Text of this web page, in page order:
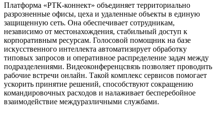
Платформа «РТК-коннект» объединяет территориально
разрозненные офисы, цеха и удаленные объекты в единую
защищенную сеть. Она обеспечивает сотрудникам,
независимо от местонахождения, стабильный доступ к
корпоративным ресурсам. Голосовой помощник на базе
искусственного интеллекта автоматизирует обработку
типовых запросов и оперативное распределение задач между
подразделениями. Видеоконференцсвязь позволяет проводить
рабочие встречи онлайн. Такой комплекс сервисов помогает
ускорить принятие решений, способствуют сокращению
командировочных расходов и налаживает бесперебойное
взаимодействие междуразличными службами.